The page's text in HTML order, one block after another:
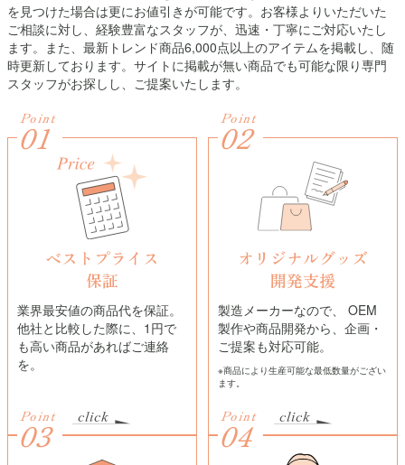
を見つけた場合は更にお値引きが可能です。お客様よりいただいた
ご相談に対し、経験豊富なスタッフが、迅速・丁寧にご対応いたし
ます。また、最新トレンド商品6,000点以上のアイテムを掲載し、随
時更新しております。サイトに掲載が無い商品でも可能な限り専門
スタッフがお探しし、ご提案いたします。
Point
01
ベストプライス
保証
業界最安値の商品代を保証。
他社と比較した際に、1円で
も高い商品があればご連絡
を。
Point
02
オリジナルグッズ
開発支援
製造メーカーなので、 OEM
製作や商品開発から、企画・
ご提案も対応可能。
※商品により生産可能な最低数量がござい
ます。
Point
03 Point
04